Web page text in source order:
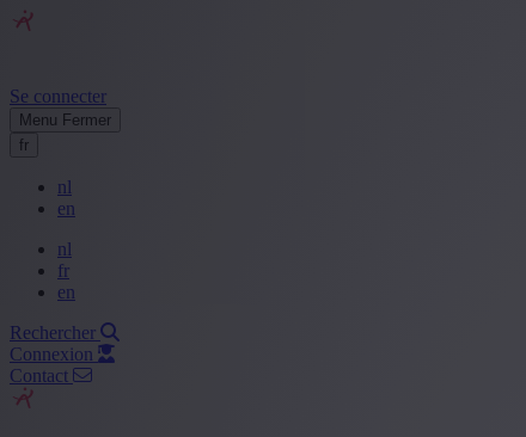
Se connecter
Menu Fermer
fr
nl
en
nl
fr
en
Rechercher
Connexion
Contact